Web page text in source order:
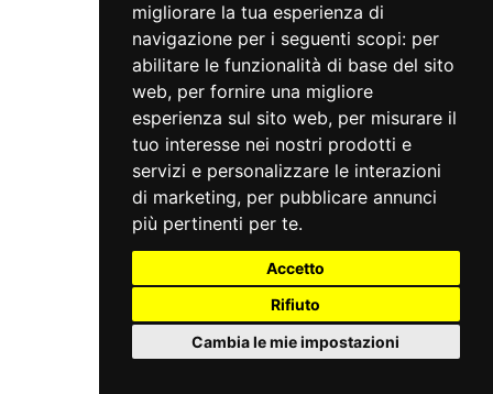
migliorare la tua esperienza di
navigazione per i seguenti scopi: per
abilitare le funzionalità di base del sito
web, per fornire una migliore
esperienza sul sito web, per misurare il
tuo interesse nei nostri prodotti e
servizi e personalizzare le interazioni
di marketing, per pubblicare annunci
più pertinenti per te.
Accetto
Rifiuto
Cambia le mie impostazioni